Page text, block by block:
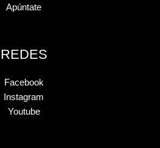
Apúntate
REDES
Facebook
Instagram
Youtube